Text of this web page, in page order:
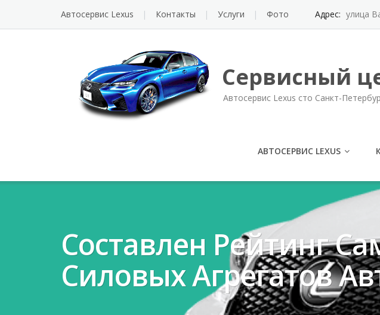
Автосервис Lexus Контакты Услуги Фото Адрес: улица
Сервисный
Автосервис Lexus сто Санкт-
АВТОСЕРВИС LEXUS
Составлен Рейтинг
Силовых Агрегатов